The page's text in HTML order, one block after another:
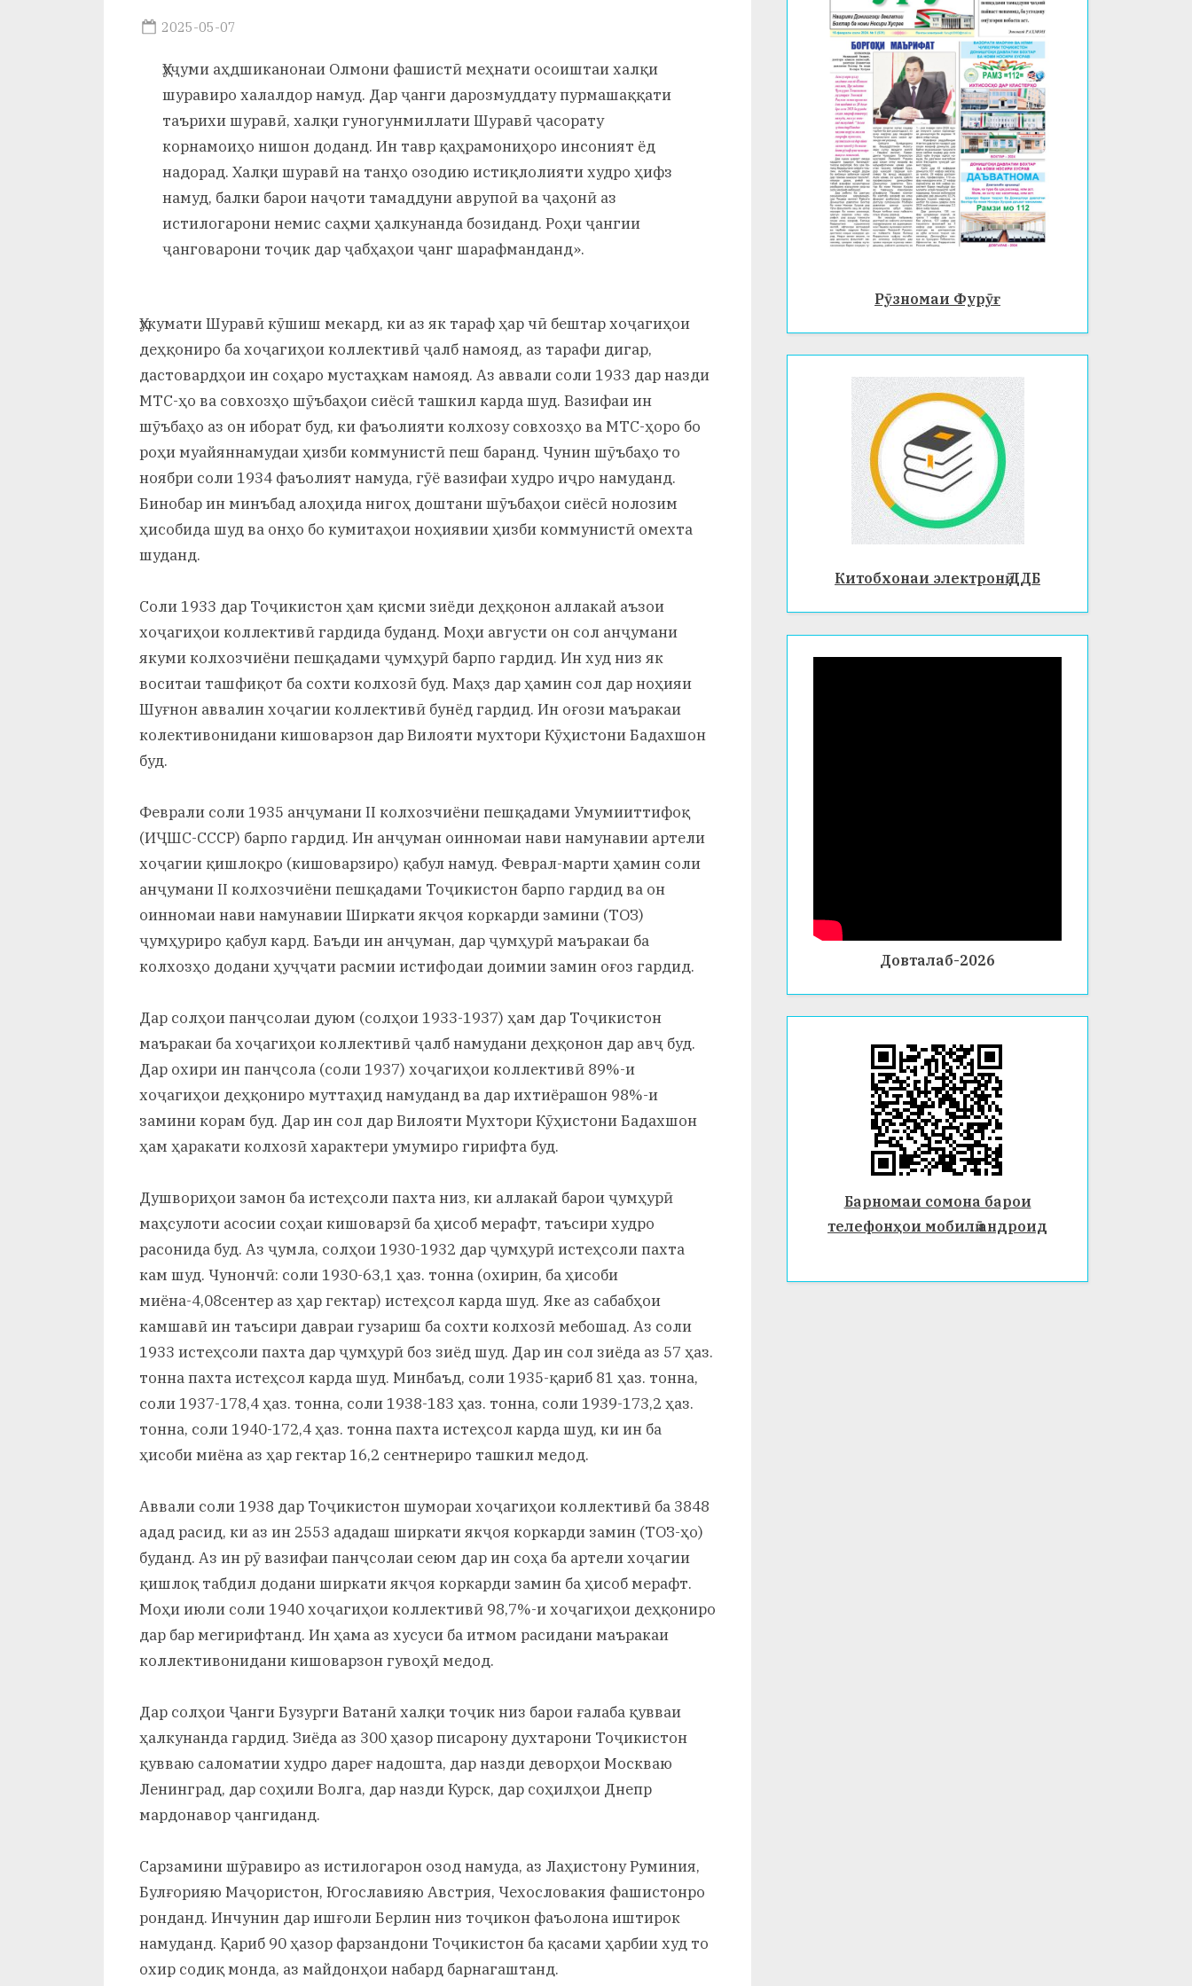
у
с
р
а
в
Posted
2025-05-07
Ҳуҷуми аҳдшиканонаи Олмони фашистӣ меҳнати осоиштаи халқи
шуравиро халалдор намуд. Дар ҷанги дарозмуддату пурмашаққати
таърихи шуравӣ, халқи гуногунмиллати Шуравӣ ҷасорату
корнамоиҳо нишон доданд. Ин тавр қаҳрамониҳоро инсоният ёд
надорад. Халқи шуравӣ на танҳо озодию истиқлолияти худро ҳифз
намуд, балки барои наҷоти тамаддуни аврупоӣ ва ҷаҳонӣ аз
истилогарони немис саҳми ҳалкунанда бозиданд. Роҳи ҷангии
ҷанговарони тоҷик дар ҷабҳаҳои ҷанг шарафманданд».
Ҳукумати Шуравӣ кӯшиш мекард, ки аз як тараф ҳар чӣ бештар хоҷагиҳои
деҳқониро ба хоҷагиҳои коллективӣ ҷалб намояд, аз тарафи дигар,
дастовардҳои ин соҳаро мустаҳкам намояд. Аз аввали соли 1933 дар назди
МТС-ҳо ва совхозҳо шӯъбаҳои сиёсӣ ташкил карда шуд. Вазифаи ин
шӯъбаҳо аз он иборат буд, ки фаъолияти колхозу совхозҳо ва МТС-ҳоро бо
роҳи муайяннамудаи ҳизби коммунистӣ пеш баранд. Чунин шӯъбаҳо то
ноябри соли 1934 фаъолият намуда, гӯё вазифаи худро иҷро намуданд.
Бинобар ин минъбад алоҳида нигоҳ доштани шӯъбаҳои сиёсӣ нолозим
ҳисобида шуд ва онҳо бо кумитаҳои ноҳиявии ҳизби коммунистӣ омехта
шуданд.
Соли 1933 дар Тоҷикистон ҳам қисми зиёди деҳқонон аллакай аъзои
хоҷагиҳои коллективӣ гардида буданд. Моҳи августи он сол анҷумани
якуми колхозчиёни пешқадами ҷумҳурӣ барпо гардид. Ин худ низ як
воситаи ташфиқот ба сохти колхозӣ буд. Маҳз дар ҳамин сол дар ноҳияи
Шуғнон аввалин хоҷагии коллективӣ бунёд гардид. Ин оғози маъракаи
колективонидани кишоварзон дар Вилояти мухтори Кӯҳистони Бадахшон
буд.
Феврали соли 1935 анҷумани II колхозчиёни пешқадами Умумииттифоқ
(ИҶШС-СССР) барпо гардид. Ин анҷуман оинномаи нави намунавии артели
хоҷагии қишлоқро (кишоварзиро) қабул намуд. Феврал-марти ҳамин соли
анҷумани II колхозчиёни пешқадами Тоҷикистон барпо гардид ва он
оинномаи нави намунавии Ширкати якҷоя коркарди замини (ТОЗ)
ҷумҳуриро қабул кард. Баъди ин анҷуман, дар ҷумҳурӣ маъракаи ба
колхозҳо додани ҳуҷҷати расмии истифодаи доимии замин оғоз гардид.
Дар солҳои панҷсолаи дуюм (солҳои 1933-1937) ҳам дар Тоҷикистон
маъракаи ба хоҷагиҳои коллективӣ ҷалб намудани деҳқонон дар авҷ буд.
Дар охири ин панҷсола (соли 1937) хоҷагиҳои коллективӣ 89%-и
хоҷагиҳои деҳқониро муттаҳид намуданд ва дар ихтиёрашон 98%-и
замини корам буд. Дар ин сол дар Вилояти Мухтори Кӯҳистони Бадахшон
ҳам ҳаракати колхозӣ характери умумиро гирифта буд.
Душвориҳои замон ба истеҳсоли пахта низ, ки аллакай барои ҷумҳурӣ
маҳсулоти асосии соҳаи кишоварзӣ ба ҳисоб мерафт, таъсири худро
расонида буд. Аз ҷумла, солҳои 1930-1932 дар ҷумҳурӣ истеҳсоли пахта
кам шуд. Чунончӣ: соли 1930-63,1 ҳаз. тонна (охирин, ба ҳисоби
миёна-4,08сентер аз ҳар гектар) истеҳсол карда шуд. Яке аз сабабҳои
камшавӣ ин таъсири давраи гузариш ба сохти колхозӣ мебошад. Аз соли
1933 истеҳсоли пахта дар ҷумҳурӣ боз зиёд шуд. Дар ин сол зиёда аз 57 ҳаз.
тонна пахта истеҳсол карда шуд. Минбаъд, соли 1935-қариб 81 ҳаз. тонна,
соли 1937-178,4 ҳаз. тонна, соли 1938-183 ҳаз. тонна, соли 1939-173,2 ҳаз.
тонна, соли 1940-172,4 ҳаз. тонна пахта истеҳсол карда шуд, ки ин ба
ҳисоби миёна аз ҳар гектар 16,2 сентнериро ташкил медод.
Аввали соли 1938 дар Тоҷикистон шумораи хоҷагиҳои коллективӣ ба 3848
адад расид, ки аз ин 2553 ададаш ширкати якҷоя коркарди замин (ТОЗ-ҳо)
буданд. Аз ин рӯ вазифаи панҷсолаи сеюм дар ин соҳа ба артели хоҷагии
қишлоқ табдил додани ширкати якҷоя коркарди замин ба ҳисоб мерафт.
Моҳи июли соли 1940 хоҷагиҳои коллективӣ 98,7%-и хоҷагиҳои деҳқониро
дар бар мегирифтанд. Ин ҳама аз хусуси ба итмом расидани маъракаи
коллективонидани кишоварзон гувоҳӣ медод.
Дар солҳои Ҷанги Бузурги Ватанӣ халқи тоҷик низ барои ғалаба қувваи
ҳалкунанда гардид. Зиёда аз 300 ҳазор писарону духтарони Тоҷикистон
қувваю саломатии худро дареғ надошта, дар назди деворҳои Москваю
Ленинград, дар соҳили Волга, дар назди Курск, дар соҳилҳои Днепр
мардонавор ҷангиданд.
Сарзамини шӯравиро аз истилогарон озод намуда, аз Лаҳистону Руминия,
Булғорияю Маҷористон, Югославияю Австрия, Чехословакия фашистонро
ронданд. Инчунин дар ишғоли Берлин низ тоҷикон фаъолона иштирок
намуданд. Қариб 90 ҳазор фарзандони Тоҷикистон ба қасами ҳарбии худ то
охир содиқ монда, аз майдонҳои набард барнагаштанд.
Рӯзномаи Фурӯғ
Китобхонаи электронӣ ДДБ
Довталаб-2026
Барномаи сомона барои
телефонҳои мобилӣ андроид